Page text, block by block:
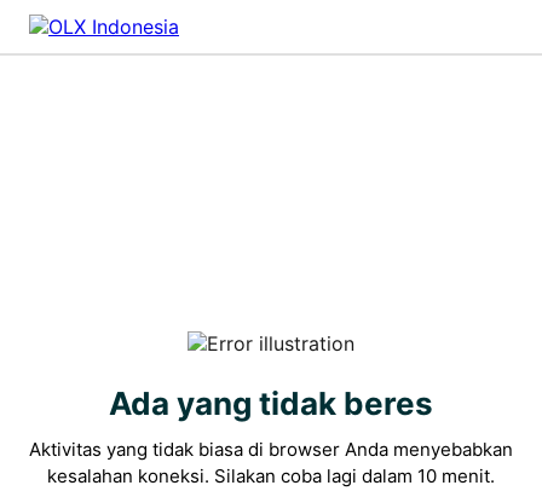
Ada yang tidak beres
Aktivitas yang tidak biasa di browser Anda menyebabkan
kesalahan koneksi. Silakan coba lagi dalam 10 menit.